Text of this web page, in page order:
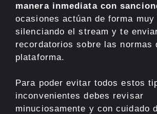
manera inmediata con
ocasiones actúan de forma
silenciando el stream y te
recordatorios sobre las normas
plataforma.
Para poder evitar todos estos
inconvenientes debes revisar
minuciosamente y con cuidado